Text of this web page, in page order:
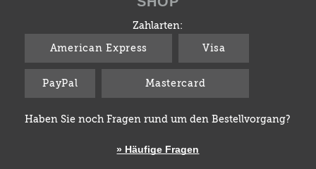
Zahlarten:
American Express Visa
PayPal Mastercard
Haben Sie noch Fragen rund um den Bestellvorgang?
» Häufige Fragen